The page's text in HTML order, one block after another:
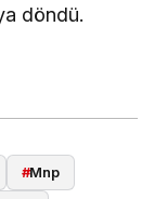
döndü.
#Mnp